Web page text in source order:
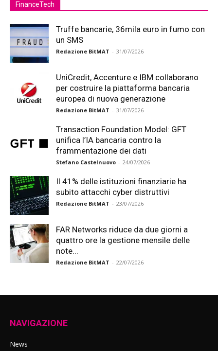
FinanceTech
Truffe bancarie, 36mila euro in fumo con
un SMS
Redazione BitMAT - 31/07/2026
UniCredit, Accenture e IBM collaborano
per costruire la piattaforma bancaria
europea di nuova generazione
Redazione BitMAT - 31/07/2026
Transaction Foundation Model: GFT
unifica l’IA bancaria contro la
frammentazione dei dati
Stefano Castelnuovo - 24/07/2026
Il 41% delle istituzioni finanziarie ha
subito attacchi cyber distruttivi
Redazione BitMAT - 23/07/2026
FAR Networks riduce da due giorni a
quattro ore la gestione mensile delle
note...
Redazione BitMAT - 22/07/2026
NAVIGAZIONE
News